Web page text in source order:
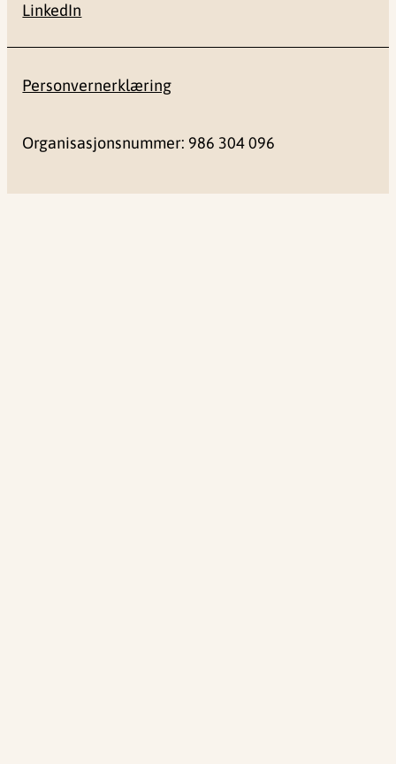
LinkedIn
Personvernerklæring
Organisasjonsnummer: 986 304 096